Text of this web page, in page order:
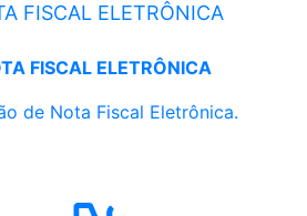
FISCAL ELETRÔNICA
FISCAL ELETRÔNICA
de Nota Fiscal Eletrônica.